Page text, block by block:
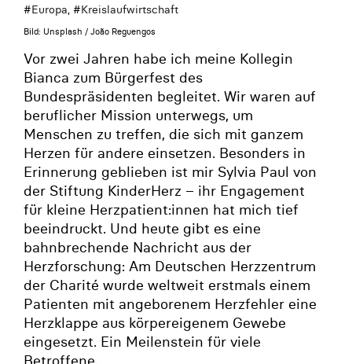
#Europa, #Kreislaufwirtschaft
Bild: Unsplash / João Reguengos
Vor zwei Jahren habe ich meine Kollegin
Bianca zum Bürgerfest des
Bundespräsidenten begleitet. Wir waren auf
beruflicher Mission unterwegs, um
Menschen zu treffen, die sich mit ganzem
Herzen für andere einsetzen. Besonders in
Erinnerung geblieben ist mir Sylvia Paul von
der Stiftung KinderHerz – ihr Engagement
für kleine Herzpatient:innen hat mich tief
beeindruckt. Und heute gibt es eine
bahnbrechende Nachricht aus der
Herzforschung: Am Deutschen Herzzentrum
der Charité wurde weltweit erstmals einem
Patienten mit angeborenem Herzfehler eine
Herzklappe aus körpereigenem Gewebe
eingesetzt. Ein Meilenstein für viele
Betroffene.